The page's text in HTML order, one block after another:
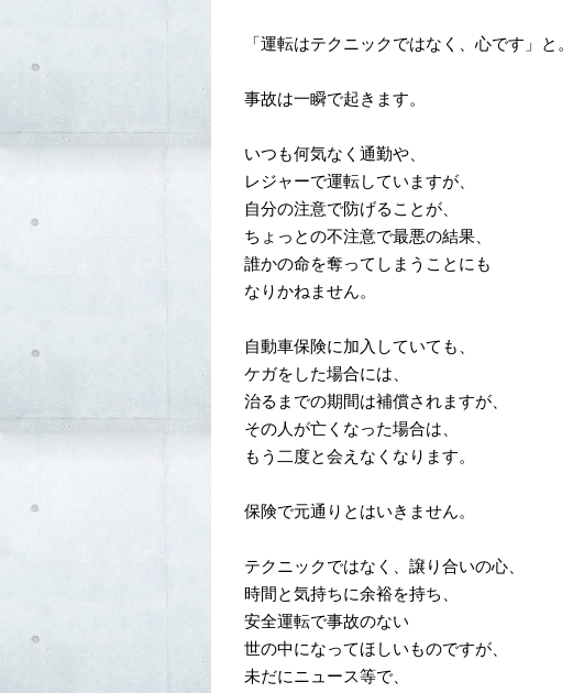
「運転はテクニックではなく、心です」と。
事故は一瞬で起きます。
いつも何気なく通勤や、
レジャーで運転していますが、
自分の注意で防げることが、
ちょっとの不注意で最悪の結果、
誰かの命を奪ってしまうことにも
なりかねません。
自動車保険に加入していても、
ケガをした場合には、
治るまでの期間は補償されますが、
その人が亡くなった場合は、
もう二度と会えなくなります。
保険で元通りとはいきません。
テクニックではなく、譲り合いの心、
時間と気持ちに余裕を持ち、
安全運転で事故のない
世の中になってほしいものですが、
未だにニュース等で、